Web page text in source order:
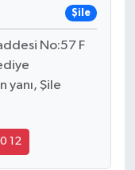
Şile
No:57 F
yanı, Şile
12